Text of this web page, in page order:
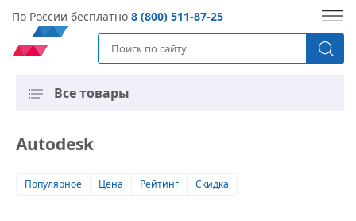
По России бесплатно 8 (800) 511-87-25
Все товары
Autodesk
Популярное Цена Рейтинг Скидка